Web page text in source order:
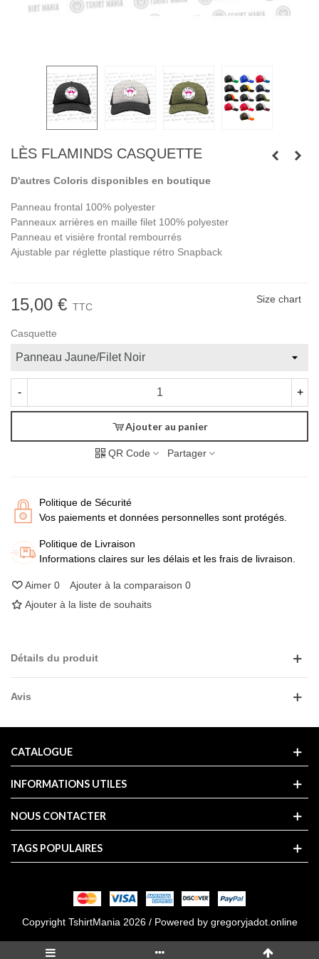
LÈS FLAMINDS CASQUETTE
D'autres Coloris disponibles en boutique
Panneau frontal 100% polyester
Panneaux arrières en maille filet 100% polyester
Panneau et visière frontal rembourrés
Ajustable par réglette plastique rétro Snapback
15,00 € TTC
Size chart
Casquette
- +
Ajouter au panier
QR Code Partager
Politique de Sécurité
Vos paiements et données personnelles sont protégés.
Politique de Livraison
Informations claires sur les délais et les frais de livraison.
Aimer 0 Ajouter à la comparaison 0
Ajouter à la liste de souhaits
Détails du produit
Avis
CATALOGUE
INFORMATIONS UTILES
NOUS CONTACTER
TAGS POPULAIRES
Copyright TshirtMania 2026 / Powered by gregoryjadot.online